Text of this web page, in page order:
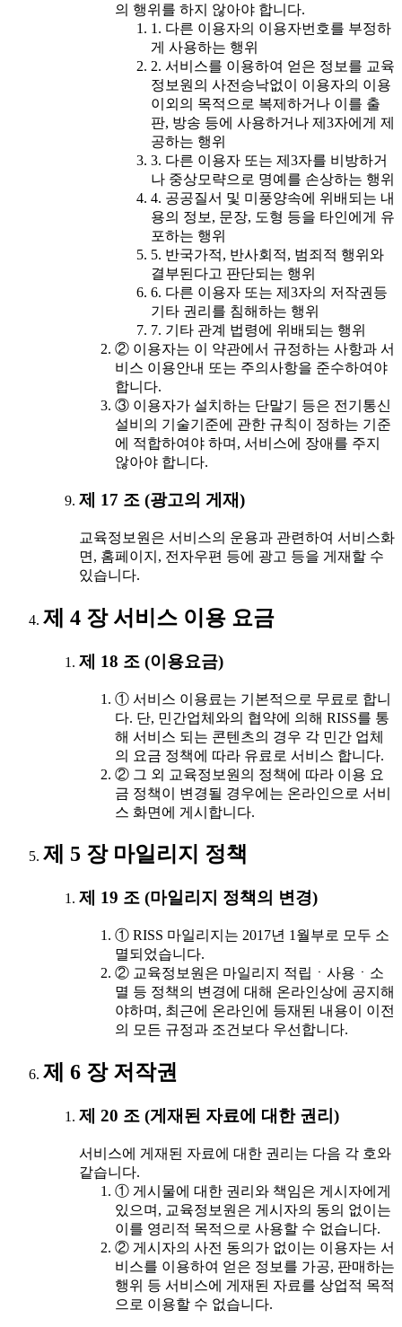
의 행위를 하지 않아야 합니다.
1. 다른 이용자의 이용자번호를 부정하
게 사용하는 행위
2. 서비스를 이용하여 얻은 정보를 교육
정보원의 사전승낙없이 이용자의 이용
이외의 목적으로 복제하거나 이를 출
판, 방송 등에 사용하거나 제3자에게 제
공하는 행위
3. 다른 이용자 또는 제3자를 비방하거
나 중상모략으로 명예를 손상하는 행위
4. 공공질서 및 미풍양속에 위배되는 내
용의 정보, 문장, 도형 등을 타인에게 유
포하는 행위
5. 반국가적, 반사회적, 범죄적 행위와
결부된다고 판단되는 행위
6. 다른 이용자 또는 제3자의 저작권등
기타 권리를 침해하는 행위
7. 기타 관계 법령에 위배되는 행위
② 이용자는 이 약관에서 규정하는 사항과 서
비스 이용안내 또는 주의사항을 준수하여야
합니다.
③ 이용자가 설치하는 단말기 등은 전기통신
설비의 기술기준에 관한 규칙이 정하는 기준
에 적합하여야 하며, 서비스에 장애를 주지
않아야 합니다.
제 17 조 (광고의 게재)
교육정보원은 서비스의 운용과 관련하여 서비스화
면, 홈페이지, 전자우편 등에 광고 등을 게재할 수
있습니다.
제 4 장 서비스 이용 요금
제 18 조 (이용요금)
① 서비스 이용료는 기본적으로 무료로 합니
다. 단, 민간업체와의 협약에 의해 RISS를 통
해 서비스 되는 콘텐츠의 경우 각 민간 업체
의 요금 정책에 따라 유료로 서비스 합니다.
② 그 외 교육정보원의 정책에 따라 이용 요
금 정책이 변경될 경우에는 온라인으로 서비
스 화면에 게시합니다.
제 5 장 마일리지 정책
제 19 조 (마일리지 정책의 변경)
① RISS 마일리지는 2017년 1월부로 모두 소
멸되었습니다.
② 교육정보원은 마일리지 적립ㆍ사용ㆍ소
멸 등 정책의 변경에 대해 온라인상에 공지해
야하며, 최근에 온라인에 등재된 내용이 이전
의 모든 규정과 조건보다 우선합니다.
제 6 장 저작권
제 20 조 (게재된 자료에 대한 권리)
서비스에 게재된 자료에 대한 권리는 다음 각 호와
같습니다.
① 게시물에 대한 권리와 책임은 게시자에게
있으며, 교육정보원은 게시자의 동의 없이는
이를 영리적 목적으로 사용할 수 없습니다.
② 게시자의 사전 동의가 없이는 이용자는 서
비스를 이용하여 얻은 정보를 가공, 판매하는
행위 등 서비스에 게재된 자료를 상업적 목적
으로 이용할 수 없습니다.